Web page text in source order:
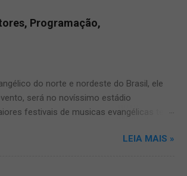
Programação,
do norte e nordeste do Brasil, ele
será no novíssimo estádio
festivais de musicas evangélicas teve
bem informados sobre o louvor norte
Veja Também: ● carro som
LEIA MAIS »